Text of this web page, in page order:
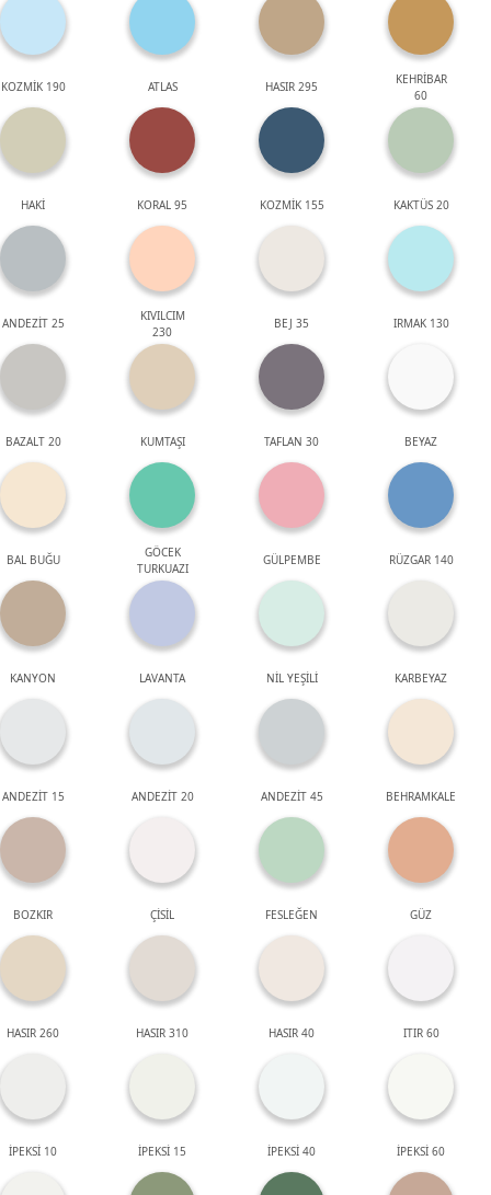
KOZMİK 190 ATLAS HASIR 295
KEHRİBAR
60
HAKİ KORAL 95 KOZMİK 155 KAKTÜS 20
ANDEZİT 25
KIVILCIM
230
BEJ 35 IRMAK 130
BAZALT 20 KUMTAŞI TAFLAN 30 BEYAZ
BAL BUĞU
GÖCEK
TURKUAZI
GÜLPEMBE RÜZGAR 140
KANYON LAVANTA NİL YEŞİLİ KARBEYAZ
ANDEZİT 15 ANDEZİT 20 ANDEZİT 45 BEHRAMKALE
BOZKIR ÇİSİL FESLEĞEN GÜZ
HASIR 260 HASIR 310 HASIR 40 ITIR 60
İPEKSİ 10 İPEKSİ 15 İPEKSİ 40 İPEKSİ 60